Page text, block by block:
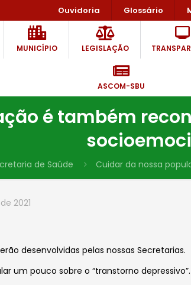
Ouvidoria Glossário
MUNICÍPIO LEGISLAÇÃO
ASCOM-SBU
é também
de Saúde Cuidar da nossa
2021
desenvolvidas pelas nossas Secretarias.
um pouco sobre o “transtorno depressivo”.